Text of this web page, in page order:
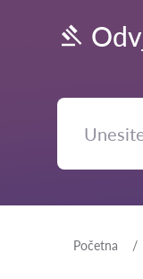
Početna